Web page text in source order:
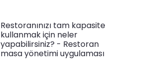
Restoranınızı tam kapasite
kullanmak için neler
yapabilirsiniz? - Restoran
masa yönetimi uygulaması